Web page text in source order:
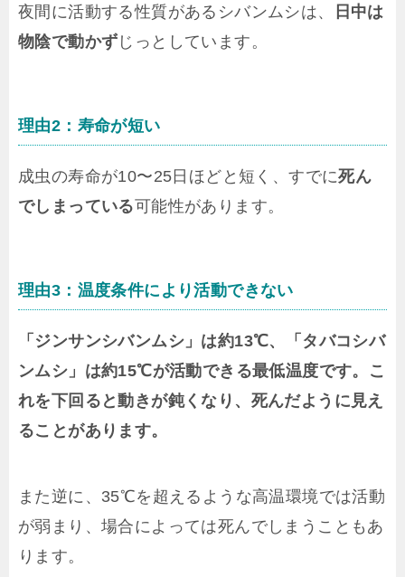
夜間に活動する性質があるシバンムシは、
日中は
物陰で動かず じっとしています。
理由2：寿命が短い
成虫の寿命が10〜25日ほどと短く、すでに死ん
でしまっている可能性があります。
理由3：温度条件により活動できない
「ジンサンシバンムシ」は約13℃、「タバコシバ
ンムシ」は約15℃が活動できる最低温度です。こ
れを下回ると動きが鈍くなり、死んだように見え
ることがあります。
また逆に、35℃を超えるような高温環境では活動
が弱まり、場合によっては死んでしまうこともあ
ります。